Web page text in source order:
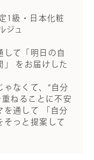
1級・日本化粧
ジュ
して「明日の自
」 をお届けした
なくて、“自分
ねることに不安
を通して 「自分
そっと提案して